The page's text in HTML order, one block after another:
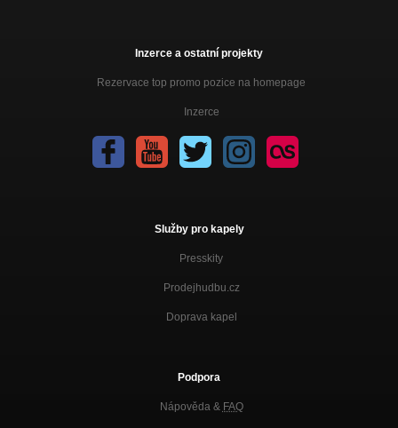
Inzerce a ostatní projekty
Rezervace top promo pozice na homepage
Inzerce
Služby pro kapely
Presskity
Prodejhudbu.cz
Doprava kapel
Podpora
Nápověda & FAQ